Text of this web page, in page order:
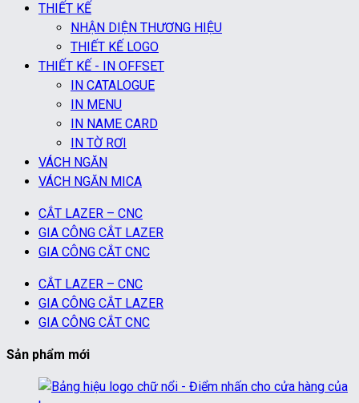
THIẾT KẾ
NHẬN DIỆN THƯƠNG HIỆU
THIẾT KẾ LOGO
THIẾT KẾ - IN OFFSET
IN CATALOGUE
IN MENU
IN NAME CARD
IN TỜ RƠI
VÁCH NGĂN
VÁCH NGĂN MICA
CẮT LAZER – CNC
GIA CÔNG CẮT LAZER
GIA CÔNG CẮT CNC
CẮT LAZER – CNC
GIA CÔNG CẮT LAZER
GIA CÔNG CẮT CNC
Sản phẩm mới